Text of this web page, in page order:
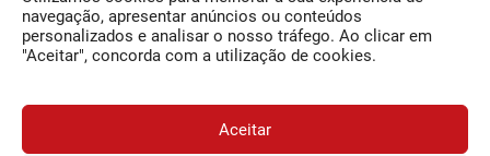
navegação, apresentar anúncios ou conteúdos
personalizados e analisar o nosso tráfego. Ao clicar em
"Aceitar", concorda com a utilização de cookies.
Aceitar
Siga-nos
Facebook
O Jornal da Bairrada
Contactos